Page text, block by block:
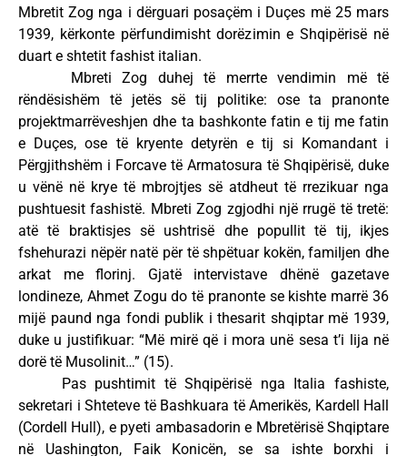
Mbretit Zog nga i dërguari posaçëm i Duçes më 25 mars
1939, kërkonte përfundimisht dorëzimin e Shqipërisë në
duart e shtetit fashist italian.
Mbreti Zog duhej të merrte vendimin më të
rëndësishëm të jetës së tij politike: ose ta pranonte
projektmarrëveshjen dhe ta bashkonte fatin e tij me fatin
e Duçes, ose të kryente detyrën e tij si Komandant i
Përgjithshëm i Forcave të Armatosura të Shqipërisë, duke
u vënë në krye të mbrojtjes së atdheut të rrezikuar nga
pushtuesit fashistë. Mbreti Zog zgjodhi një rrugë të tretë:
atë të braktisjes së ushtrisë dhe popullit të tij, ikjes
fshehurazi nëpër natë për të shpëtuar kokën, familjen dhe
arkat me florinj. Gjatë intervistave dhënë gazetave
londineze, Ahmet Zogu do të pranonte se kishte marrë 36
mijë paund nga fondi publik i thesarit shqiptar më 1939,
duke u justifikuar: “Më mirë që i mora unë sesa t’i lija në
dorë të Musolinit…” (15).
Pas pushtimit të Shqipërisë nga Italia fashiste,
sekretari i Shteteve të Bashkuara të Amerikës, Kardell Hall
(Cordell Hull), e pyeti ambasadorin e Mbretërisë Shqiptare
në Uashington, Faik Konicën, se sa ishte borxhi i